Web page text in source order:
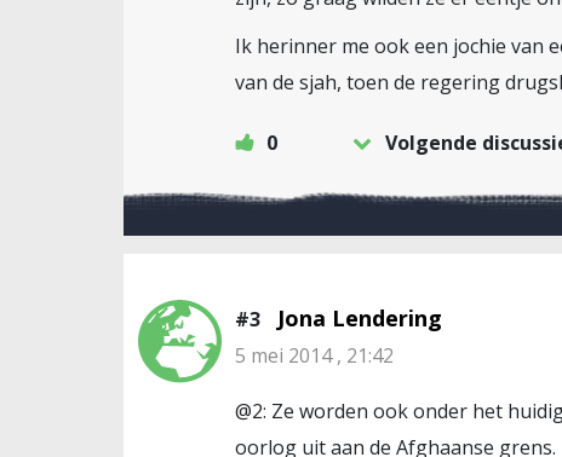
Ik herinner me ook een jochie van
van de sjah, toen de regering
0 Volgende
#3 Jona Lendering
5 mei 2014 , 21:42
@2: Ze worden ook onder het
oorlog uit aan de Afghaanse